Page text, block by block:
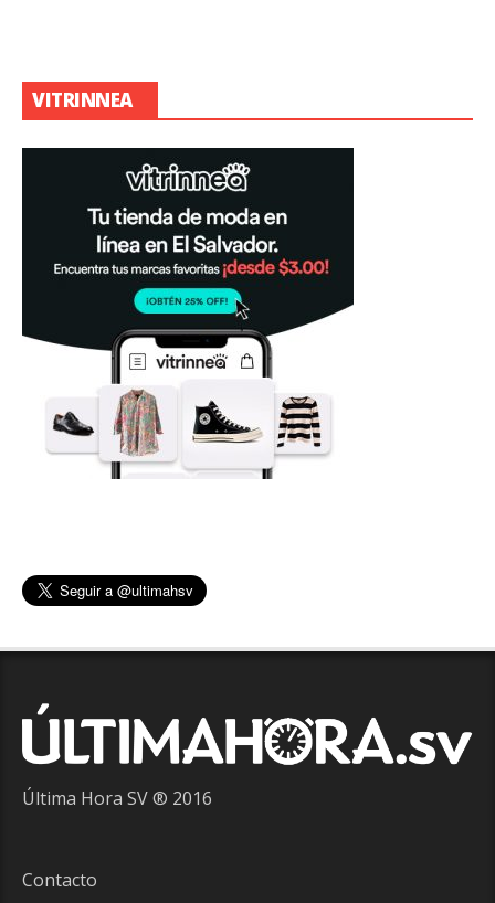
VITRINNEA
Última Hora SV ® 2016
Contacto